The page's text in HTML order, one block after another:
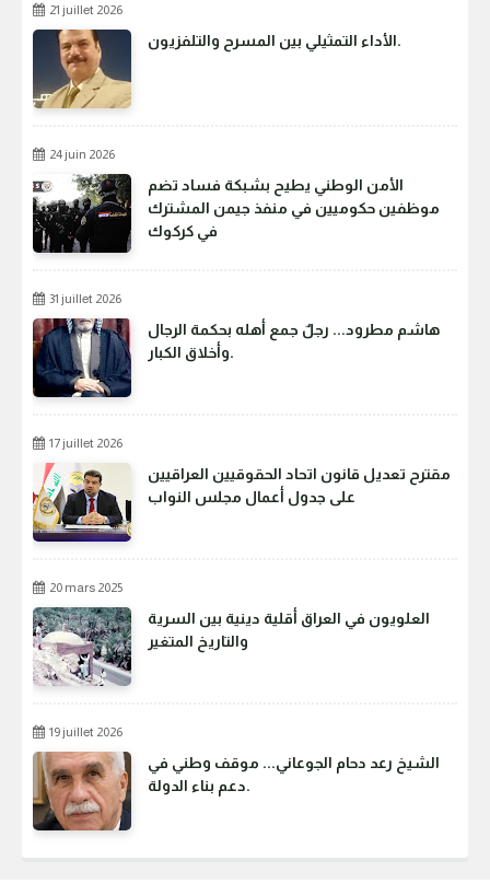
21 juillet 2026
الأداء التمثيلي بين المسرح والتلفزيون.
24 juin 2026
الأمن الوطني يطيح بشبكة فساد تضم
موظفين حكوميين في منفذ جيمن المشترك
في كركوك
31 juillet 2026
هاشم مطرود... رجلٌ جمع أهله بحكمة الرجال
وأخلاق الكبار.
17 juillet 2026
مقترح تعديل قانون اتحاد الحقوقيين العراقيين
على جدول أعمال مجلس النواب
20 mars 2025
العلويون في العراق أقلية دينية بين السرية
والتاريخ المتغير
19 juillet 2026
الشيخ رعد دحام الجوعاني... موقف وطني في
دعم بناء الدولة.